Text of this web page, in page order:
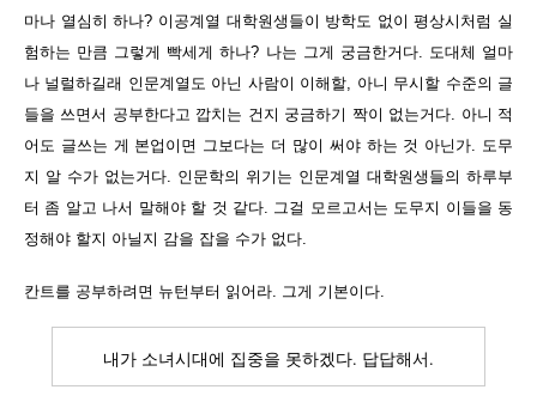
마나 열심히 하나? 이공계열 대학원생들이 방학도 없이 평상시처럼 실
험하는 만큼 그렇게 빡세게 하나? 나는 그게 궁금한거다. 도대체 얼마
나 널럴하길래 인문계열도 아닌 사람이 이해할, 아니 무시할 수준의 글
들을 쓰면서 공부한다고 깝치는 건지 궁금하기 짝이 없는거다. 아니 적
어도 글쓰는 게 본업이면 그보다는 더 많이 써야 하는 것 아닌가. 도무
지 알 수가 없는거다. 인문학의 위기는 인문계열 대학원생들의 하루부
터 좀 알고 나서 말해야 할 것 같다. 그걸 모르고서는 도무지 이들을 동
정해야 할지 아닐지 감을 잡을 수가 없다.
칸트를 공부하려면 뉴턴부터 읽어라. 그게 기본이다.
내가 소녀시대에 집중을 못하겠다. 답답해서.